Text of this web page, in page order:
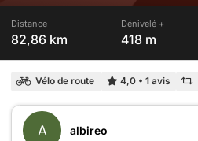
Distance
82,86 km
Dénivelé +
418 m
Vélo de route 4,0 • 1 avis
A albireo